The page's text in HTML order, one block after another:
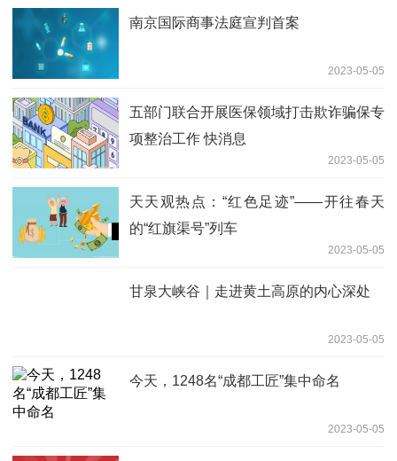
南京国际商事法庭宣判首案
2023-05-05
五部门联合开展医保领域打击欺诈骗保专
项整治工作 快消息
2023-05-05
天天观热点：“红色足迹”——开往春天
的“红旗渠号”列车
2023-05-05
甘泉大峡谷｜走进黄土高原的内心深处
2023-05-05
今天，1248名“成都工匠”集中命名
2023-05-05